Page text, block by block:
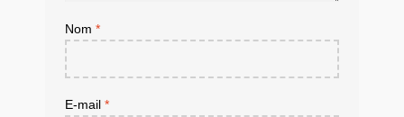
Nom *
E-mail *